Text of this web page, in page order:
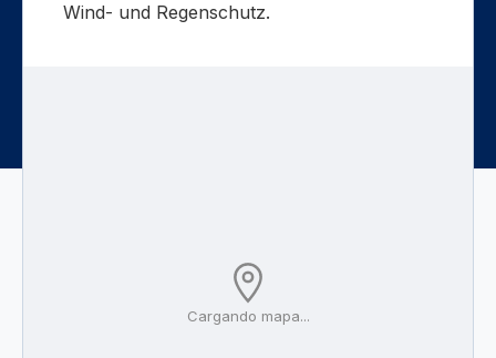
Cargando mapa...
Wind- und Regenschutz.